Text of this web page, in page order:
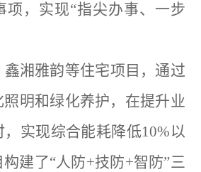
项，实现“指尖办事、一步
鑫湘雅韵等住宅项目，通过
明和绿化养护， 在提升业
，实现综合能耗降低10%以
构建了“人防+技防+智防”三